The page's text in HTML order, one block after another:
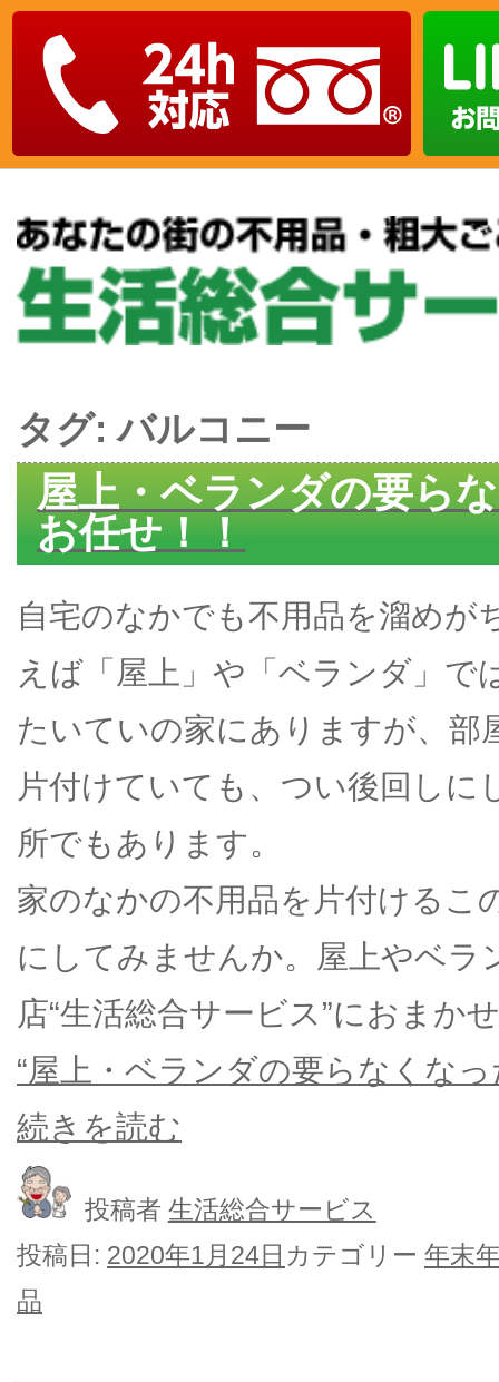
タグ:バルコニー
屋上・ベランダの要ら
お任せ！！
自宅のなかでも不用品を溜めが
えば「屋上」や「ベランダ」で
たいていの家にありますが、部
片付けていても、つい後回しに
所でもあります。
家のなかの不用品を片付けるこ
にしてみませんか。屋上やベラ
店“生活総合サービス”におまか
“屋上・ベランダの要らなくな
続きを読む
投稿者 生活総合サービス
投稿日: 2020年1月24日 カテゴリー 年末
品